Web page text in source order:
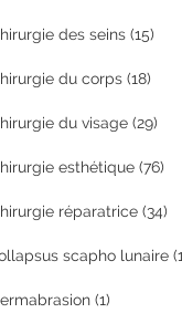
des seins (15)
du corps (18)
du visage (29)
esthétique (76)
réparatrice (34)
scapho lunaire
(1)